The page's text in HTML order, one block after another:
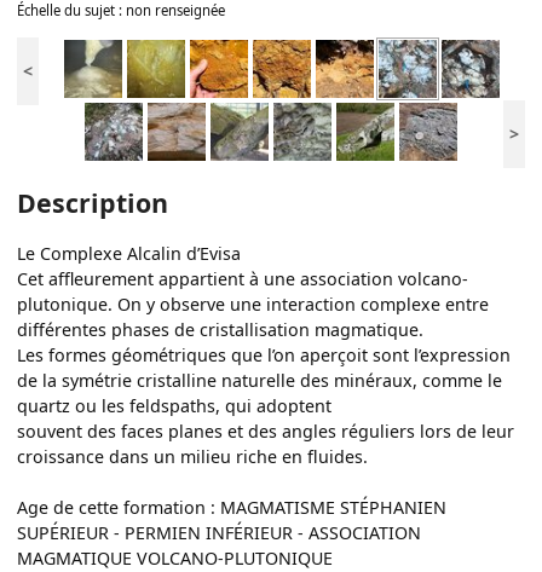
Échelle du sujet : non renseignée
<
>
Description
Le Complexe Alcalin d’Evisa
Cet affleurement appartient à une association volcano-
plutonique. On y observe une interaction complexe entre
différentes phases de cristallisation magmatique.
Les formes géométriques que l’on aperçoit sont l’expression
de la symétrie cristalline naturelle des minéraux, comme le
quartz ou les feldspaths, qui adoptent
souvent des faces planes et des angles réguliers lors de leur
croissance dans un milieu riche en fluides.
Age de cette formation : MAGMATISME STÉPHANIEN
SUPÉRIEUR - PERMIEN INFÉRIEUR - ASSOCIATION
MAGMATIQUE VOLCANO-PLUTONIQUE